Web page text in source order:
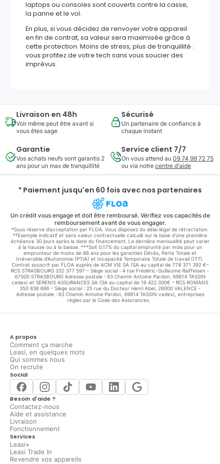
laptops ou consoles sont couverts contre la casse,
la panne et le vol.
En plus, si vous décidez de renvoyer votre appareil
en fin de contrat, sa valeur sera maximisée grâce à
cette protection. Moins de stress, plus de tranquillité :
vous profitez de votre tech sans vous soucier des
imprévus.
Livraison en 48h
Voir même peut être avant si
vous êtes sage
Sécurisé
Un partenaire de confiance à
chaque instant
Garantie
Vos achats neufs sont garantis 2
ans pour un max de tranquillité
Service client 7/7
On vous attend au 09 74 99 72 75
ou via notre centre d'aide
* Paiement jusqu'en 60 fois avec nos partenaires
Un crédit vous engage et doit être remboursé. Vérifiez vos capacités de
remboursement avant de vous engager.
*Sous réserve d’acceptation par FLOA. Vous disposez du délai légal de rétractation.
**Exemple indicatif et sans valeur contractuelle calculé sur la base d'une première
échéance 30 jours après la date du financement. La dernière mensualité peut varier
à la hausse ou à la baisse. ***Soit 0,17% du capital emprunté par mois pour un
emprunteur de moins de 66 ans pour les garanties Décès, Perte Totale et
Irréversible d'Autonomie (PTIA) et Incapacité Temporaire Totale de travail (ITT).
Contrat souscrit par FLOA auprès de ACM VIE SA (SA au capital de 778 371 392 €–
RCS STRASBOURG 332 377 597 – Siège social : 4 rue Frédéric-Guillaume Raiffeisen -
67000 STRASBOURG Adresse postale : 63 Chemin Antoine Pardon, 69814 TASSIN
cedex) et SERENIS ASSURANCES SA (SA au capital de 16 422 000€ – RCS ROMANS
350 838 686 – Siège social : 25 rue du Docteur Henri Abel, 26000 VALENCE -
Adresse postale : 63 Chemin Antoine Pardon, 69814 TASSIN cedex), entreprises
régies par le Code des Assurances.
A propos
Comment ça marche
Leasi, en quelques mots
Qui sommes nous
On recrute
Social
Besoin d'aide ?
Contactez-nous
Aide et assistance
Livraison
Fonctionnement
Services
Leasi+
Leasi Trade In
Revendre vos appareils